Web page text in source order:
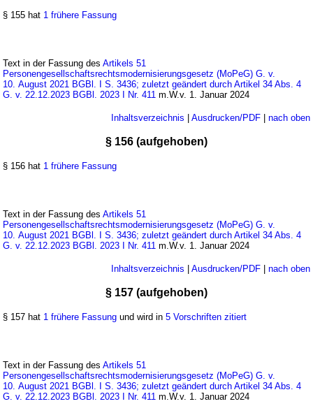
§ 155 hat 1 frühere Fassung
Text in der Fassung desArtikels 51
Personengesellschaftsrechtsmodernisierungsgesetz (MoPeG) G. v.
10. August 2021 BGBl. I S. 3436; zuletzt geändert durch Artikel 34 Abs. 4
G. v. 22.12.2023 BGBl. 2023 I Nr. 411 m.W.v. 1. Januar 2024
Inhaltsverzeichnis | Ausdrucken/PDF| nach oben
§ 156 (aufgehoben)
§ 156 hat 1 frühere Fassung
Text in der Fassung desArtikels 51
Personengesellschaftsrechtsmodernisierungsgesetz (MoPeG) G. v.
10. August 2021 BGBl. I S. 3436; zuletzt geändert durch Artikel 34 Abs. 4
G. v. 22.12.2023 BGBl. 2023 I Nr. 411 m.W.v. 1. Januar 2024
Inhaltsverzeichnis | Ausdrucken/PDF| nach oben
§ 157 (aufgehoben)
§ 157 hat 1 frühere Fassung und wird in5 Vorschriften zitiert
Text in der Fassung desArtikels 51
Personengesellschaftsrechtsmodernisierungsgesetz (MoPeG) G. v.
10. August 2021 BGBl. I S. 3436; zuletzt geändert durch Artikel 34 Abs. 4
G. v. 22.12.2023 BGBl. 2023 I Nr. 411 m.W.v. 1. Januar 2024